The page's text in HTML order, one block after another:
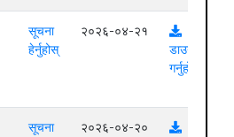
सूचना
हेर्नुहोस्
२०२६-०४-२१
डाउनलोड
गर्नुहोस्
सूचना
२०२६-०४-२०